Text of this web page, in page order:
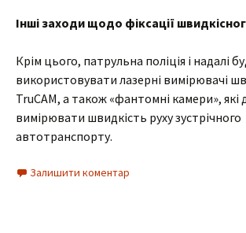
Інші заходи щодо фіксації
Крім цього, патрульна поліція і надалі
використовувати лазерні вимірювачі
TruCAM, а також «фантомні камери»,
вимірювати швидкість руху зустрічного
автотранспорту.
Залишити коментар